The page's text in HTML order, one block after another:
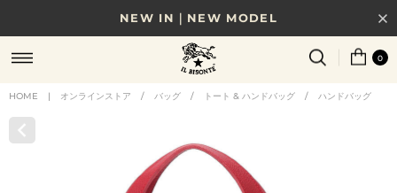
NEW IN｜NEW MODEL
8/17(月)10時まで｜税込11,000円以上で送料無料
贈る相手やシーンから選べる、新しいギフトガイド
0
HOME | オンラインストア / バッグ / トート & ハンドバッグ / ハンドバッグ